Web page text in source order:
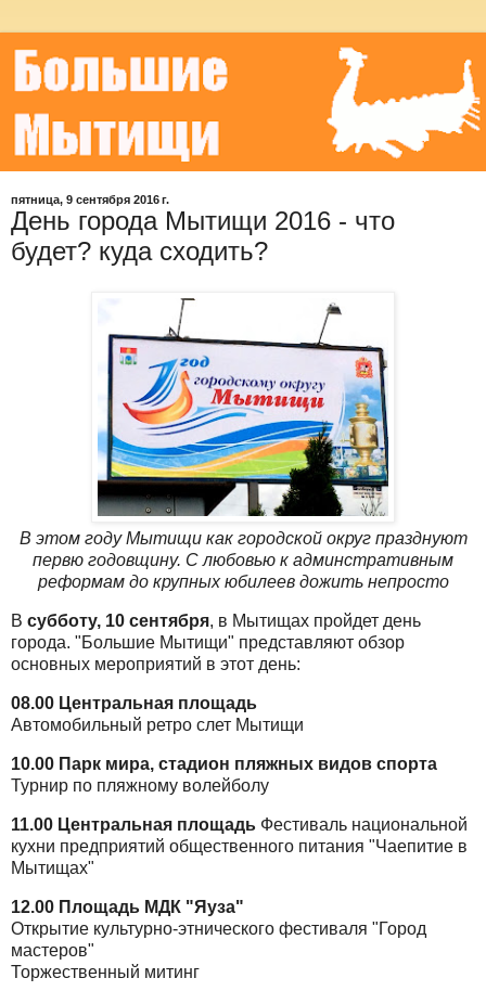
пятница, 9 сентября 2016 г.
День города Мытищи 2016 - что
будет? куда сходить?
В этом году Мытищи как городской округ празднуют
первю годовщину. С любовью к админстративным
реформам до крупных юбилеев дожить непросто
В субботу, 10 сентября, в Мытищах пройдет день
города. "Большие Мытищи" представляют обзор
основных мероприятий в этот день:
08.00 Центральная площадь
Автомобильный ретро слет Мытищи
10.00 Парк мира, стадион пляжных видов спорта
Турнир по пляжному волейболу
11.00 Центральная площадь Фестиваль национальной
кухни предприятий общественного питания "Чаепитие в
Мытищах"
12.00 Площадь МДК "Яуза"
Открытие культурно-этнического фестиваля "Город
мастеров"
Торжественный митинг